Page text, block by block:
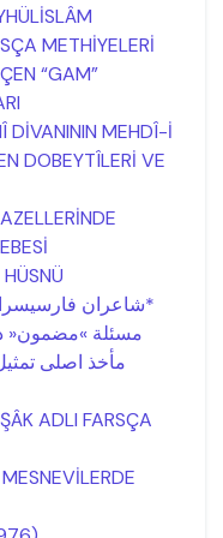
METHİYELERİ
“GAM”
DİVANININ MEHDÎ-İ
DOBEYTÎLERİ VE
شاعران فارسیسرای و فارسینويس ارزرومی*
مسئلة »مضمون«
مأخذ اصلی
ADLI FARSÇA